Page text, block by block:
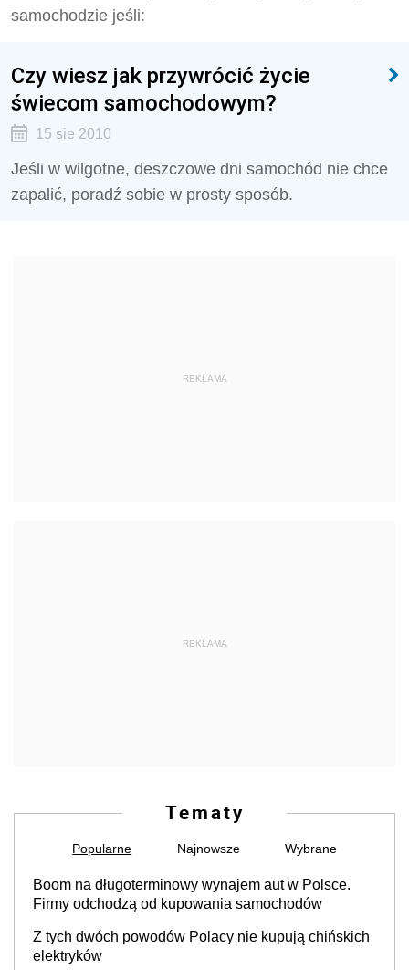
samochodzie jeśli:
Czy wiesz jak przywrócić życie
świecom samochodowym?
15 sie 2010
Jeśli w wilgotne, deszczowe dni samochód nie chce
zapalić, poradź sobie w prosty sposób.
REKLAMA
REKLAMA
Tematy
Popularne Najnowsze Wybrane
Boom na długoterminowy wynajem aut w Polsce.
Firmy odchodzą od kupowania samochodów
Z tych dwóch powodów Polacy nie kupują chińskich
elektryków